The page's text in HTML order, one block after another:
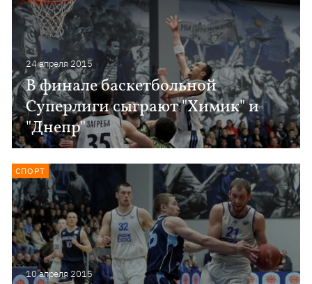
24 апреля 2015
В финале баскетбольной
Суперлиги сыграют "Химик" и
"Днепр"
10 апреля 2015
СПОРТ